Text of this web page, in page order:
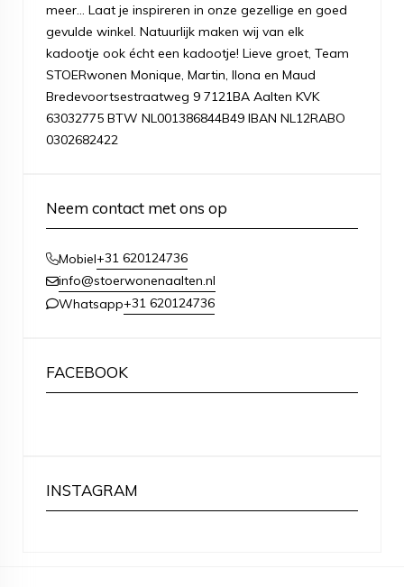
meer... Laat je inspireren in onze gezellige en goed
gevulde winkel. Natuurlijk maken wij van elk
kadootje ook écht een kadootje! Lieve groet, Team
STOERwonen Monique, Martin, Ilona en Maud
Bredevoortsestraatweg 9 7121BA Aalten KVK
63032775 BTW NL001386844B49 IBAN NL12RABO
0302682422
Neem contact met ons op
Mobiel+31 620124736
info@stoerwonenaalten.nl
Whatsapp+31 620124736
FACEBOOK
INSTAGRAM